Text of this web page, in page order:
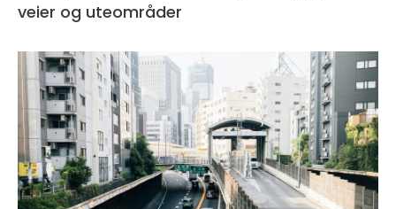
veier og uteområder